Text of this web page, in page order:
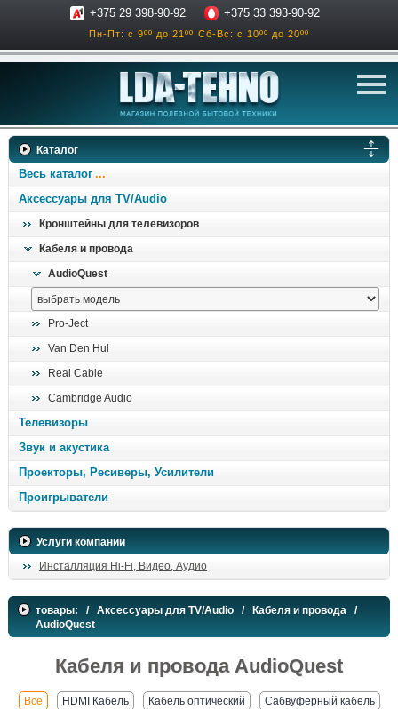
+375 29 398-90-92 +375 33 393-90-92
Пн-Пт: с 9ºº до 21ºº Сб-Вс: с 10ºº до 20ºº
телевизоры
звук и акустика
ресиверы, усилители
климатехника
отопительные котлы
Каталог
Весь каталог
Аксессуары для TV/Audio
Кронштейны для телевизоров
Кабеля и провода
AudioQuest
Pro-Ject
Van Den Hul
Real Cable
Cambridge Audio
Телевизоры
Звук и акустика
Проекторы, Ресиверы, Усилители
Проигрыватели
Услуги компании
Инсталляция Hi-Fi, Видео, Аудио
товары: / Аксессуары для TV/Audio / Кабеля и провода /
AudioQuest
Кабеля и провода AudioQuest
Все HDMI Кабель Кабель оптический Сабвуферный кабель